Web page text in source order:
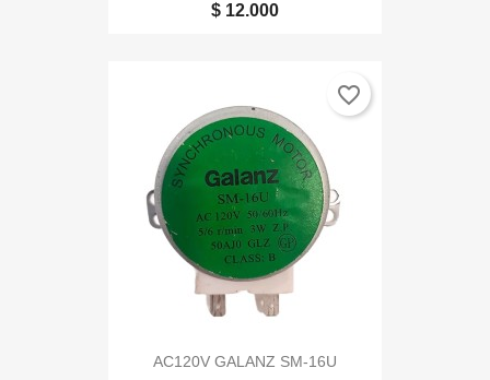
$ 12.000
AC120V GALANZ SM-16U
favorite_border